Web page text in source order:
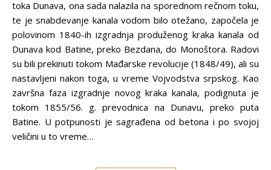
toka Dunava, ona sada nalazila na sporednom rečnom toku,
te je snabdevanje kanala vodom bilo otežano, započela je
polovinom 1840-ih izgradnja produženog kraka kanala od
Dunava kod Batine, preko Bezdana, do Monoštora. Radovi
su bili prekinuti tokom Mađarske revolucije (1848/49), ali su
nastavljeni nakon toga, u vreme Vojvodstva srpskog. Kao
završna faza izgradnje novog kraka kanala, podignuta je
tokom 1855/56. g. prevodnica na Dunavu, preko puta
Batine. U potpunosti je sagrađena od betona i po svojoj
veličini u to vreme…